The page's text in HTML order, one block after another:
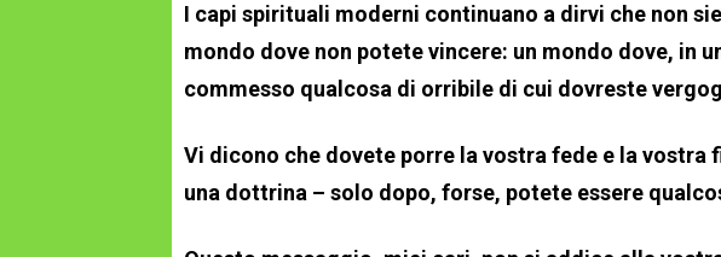
I capi spirituali moderni continuano a dirvi che non
mondo dove non potete vincere: un mondo dove, in
commesso qualcosa di orribile di cui dovreste
Vi dicono che dovete porre la vostra fede e la vostra
una dottrina – solo dopo, forse, potete essere